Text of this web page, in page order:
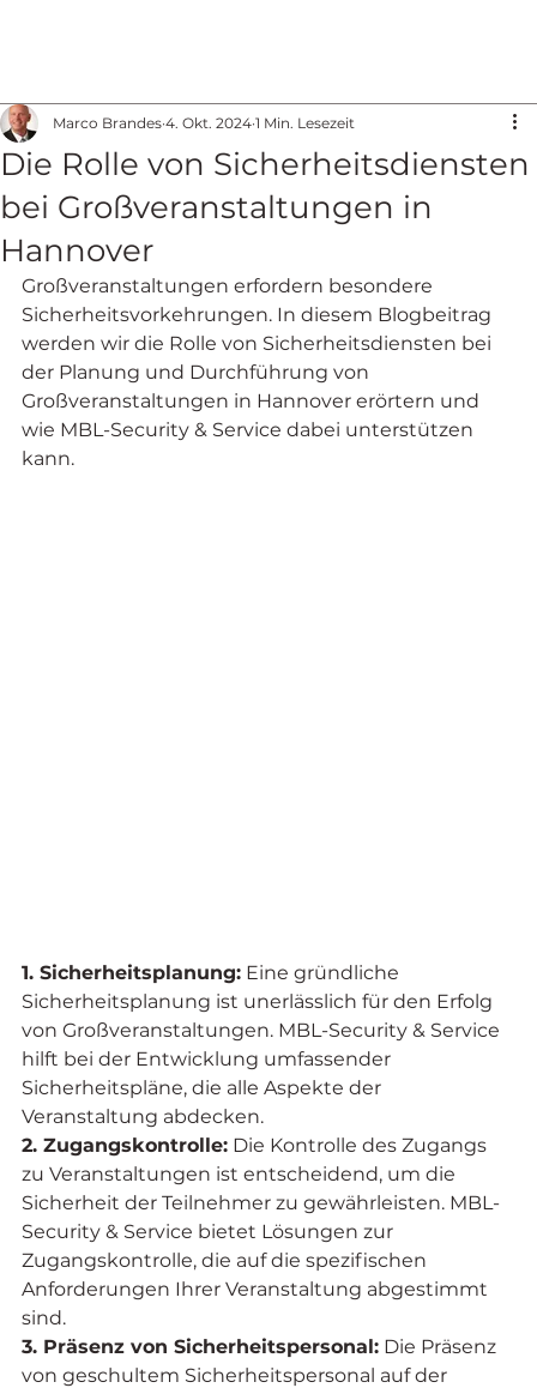
Die Rolle von Sicherheitsdiensten
bei Großveranstaltungen in
Hannover
Marco Brandes 4. Okt. 2024 1 Min. Lesezeit
Großveranstaltungen erfordern besondere
Sicherheitsvorkehrungen. In diesem Blogbeitrag
werden wir die Rolle von Sicherheitsdiensten bei
der Planung und Durchführung von
Großveranstaltungen in Hannover erörtern und
wie MBL-Security & Service dabei unterstützen
kann.
1. Sicherheitsplanung: Eine gründliche
Sicherheitsplanung ist unerlässlich für den Erfolg
von Großveranstaltungen. MBL-Security & Service
hilft bei der Entwicklung umfassender
Sicherheitspläne, die alle Aspekte der
Veranstaltung abdecken.
2. Zugangskontrolle: Die Kontrolle des Zugangs
zu Veranstaltungen ist entscheidend, um die
Sicherheit der Teilnehmer zu gewährleisten. MBL-
Security & Service bietet Lösungen zur
Zugangskontrolle, die auf die spezifischen
Anforderungen Ihrer Veranstaltung abgestimmt
sind.
3. Präsenz von Sicherheitspersonal: Die Präsenz
von geschultem Sicherheitspersonal auf der